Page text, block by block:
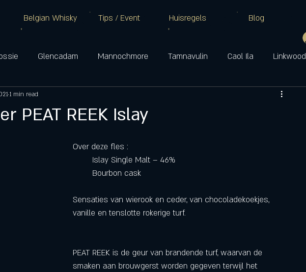
Belgian Whisky Tips / Event Huisregels Blog
Glencadam Mannochmore Tamnavulin Caol Ila Linkwood
Glenkinchie Watt Whisky
PEAT REEK Islay
1 min read
Over deze fles :
	Islay Single Malt – 46%
	Bourbon cask
Sensaties van wierook en ceder, van chocoladekoekjes,
vanille en tenslotte rokerige turf.
PEAT REEK is de geur van brandende turf, waarvan de
smaken aan brouwgerst worden gegeven terwijl het